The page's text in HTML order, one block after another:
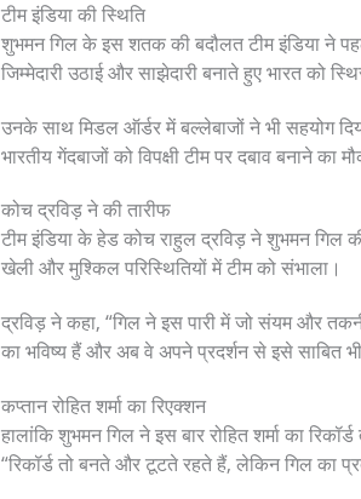
टीम इंडिया की स्थिति
शुभमन गिल के इस शतक की बदौलत टीम इंडिया ने
जिम्मेदारी उठाई और साझेदारी बनाते हुए भारत को
उनके साथ मिडल ऑर्डर में बल्लेबाजों ने भी सहयोग
भारतीय गेंदबाजों को विपक्षी टीम पर दबाव बनाने का
कोच द्रविड़ ने की तारीफ
टीम इंडिया के हेड कोच राहुल द्रविड़ ने शुभमन गिल
खेली और मुश्किल परिस्थितियों में टीम को संभाला।
द्रविड़ ने कहा, “गिल ने इस पारी में जो संयम और
का भविष्य हैं और अब वे अपने प्रदर्शन से इसे साबित
कप्तान रोहित शर्मा का रिएक्शन
हालांकि शुभमन गिल ने इस बार रोहित शर्मा का
“रिकॉर्ड तो बनते और टूटते रहते हैं, लेकिन गिल का